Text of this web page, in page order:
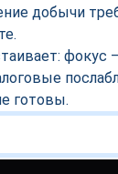
добычи
фокус
готовы.